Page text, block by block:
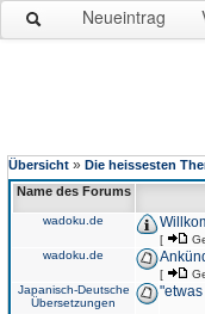
Neueintrag
Übersicht » Die heissesten
Name des Forums
wadoku.de
[
wadoku.de
[
Japanisch-Deutsche
Übersetzungen